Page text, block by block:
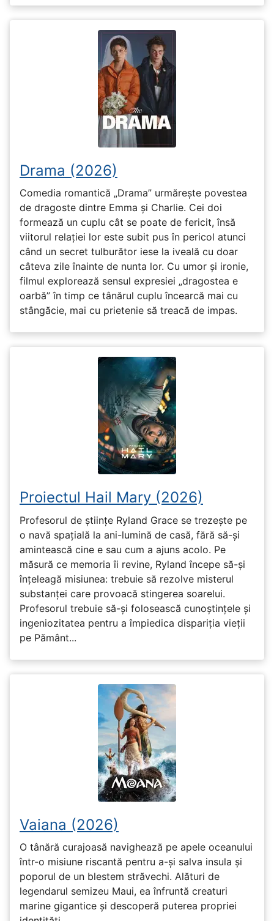
Drama (2026)
Comedia romantică „Drama” urmărește povestea
de dragoste dintre Emma și Charlie. Cei doi
formează un cuplu cât se poate de fericit, însă
viitorul relației lor este subit pus în pericol atunci
când un secret tulburător iese la iveală cu doar
câteva zile înainte de nunta lor. Cu umor și ironie,
filmul explorează sensul expresiei „dragostea e
oarbă” în timp ce tânărul cuplu încearcă mai cu
stângăcie, mai cu prietenie să treacă de impas.
Proiectul Hail Mary (2026)
Profesorul de științe Ryland Grace se trezește pe
o navă spațială la ani-lumină de casă, fără să-și
amintească cine e sau cum a ajuns acolo. Pe
măsură ce memoria îi revine, Ryland începe să-și
înțeleagă misiunea: trebuie să rezolve misterul
substanței care provoacă stingerea soarelui.
Profesorul trebuie să-și folosească cunoștințele și
ingeniozitatea pentru a împiedica dispariția vieții
pe Pământ...
Vaiana (2026)
O tânără curajoasă navighează pe apele oceanului
într-o misiune riscantă pentru a-și salva insula și
poporul de un blestem străvechi. Alături de
legendarul semizeu Maui, ea înfruntă creaturi
marine gigantice și descoperă puterea propriei